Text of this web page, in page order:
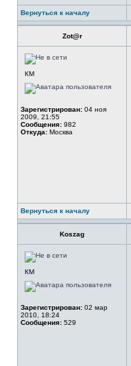
Вернуться к началу
Zot@r
КМ
Зарегистрирован: 04 ноя
2009, 21:55
Сообщения: 982
Откуда: Москва
Вернуться к началу
Koszag
КМ
Зарегистрирован: 02 мар
2010, 18:24
Сообщения: 529